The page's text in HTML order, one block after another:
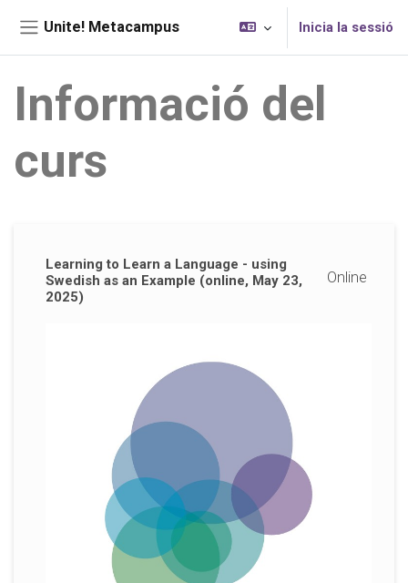
Unite! Metacampus Inicia la sessió
Informació del
curs
Learning to Learn a Language - using
Swedish as an Example (online, May 23,
2025)
Online